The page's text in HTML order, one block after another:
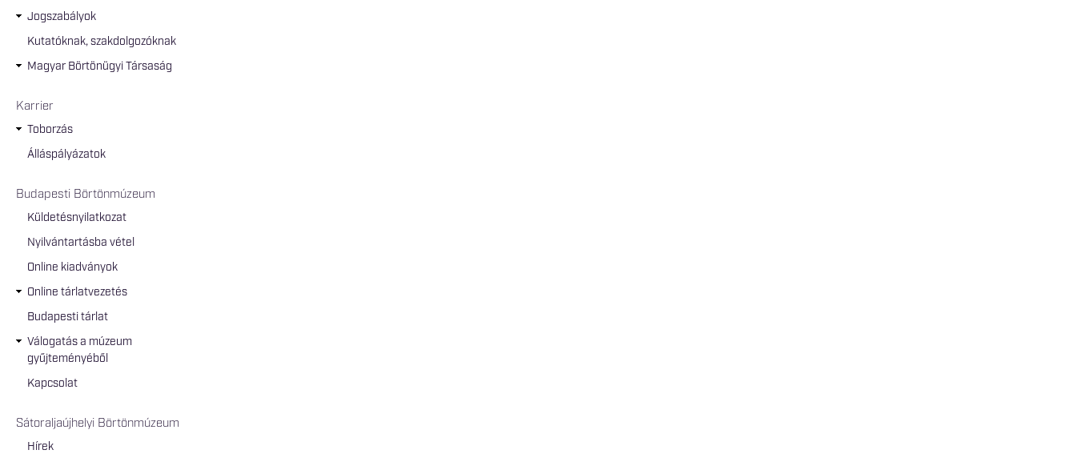
Jogszabályok
Kutatóknak, szakdolgozóknak
Magyar Börtönügyi Társaság
Karrier
Toborzás
Álláspályázatok
Budapesti Börtönmúzeum
Küldetésnyilatkozat
Nyilvántartásba vétel
Online kiadványok
Online tárlatvezetés
Budapesti tárlat
Válogatás a múzeum
gyűjteményéből
Kapcsolat
Sátoraljaújhelyi Börtönmúzeum
Hírek